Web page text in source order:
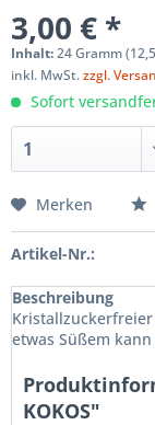
3,00 € *
Inhalt:24 Gramm
inkl. MwSt.zzgl.
Sofort
Merken
Artikel-Nr.:
Beschreibung
Kristallzuckerfreier
etwas Süßem
KOKOS"